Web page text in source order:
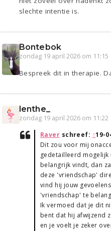
slechte intentie is.
Bontebok
zondag 19 april 2026 om 11:15
Bespreek dit in therapie.
lenthe_
zondag 19 april 2026 om 11:22
Raver schreef: ↑19-
Dit zou voor mij
gedetailleerd mogelijk
belangrijk vindt, dan
deze 'vriendschap'
vind hij jouw
'vriendschap' te
Ik vermoed dat je dit
bent dat hij afwijzend
en je voelt je zeker